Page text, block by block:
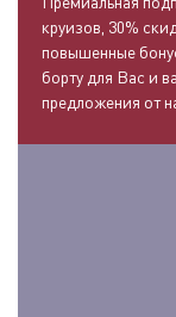
круизов, 30%
повышенные
борту для Вас и
предложения от